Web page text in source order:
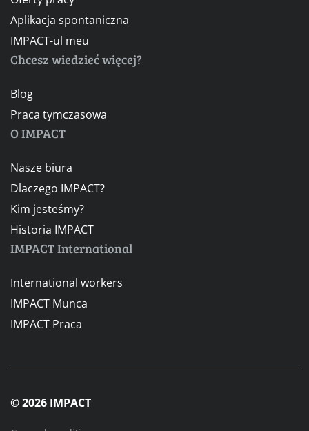
Aplikacja spontaniczna
IMPACT-ul meu
Chcesz wiedzieć więcej?
Blog
Praca tymczasowa
O IMPACT
Nasze biura
Dlaczego IMPACT?
Kim jesteśmy?
Historia IMPACT
IMPACT International
International workers
IMPACT Munca
IMPACT Praca
© 2026 IMPACT